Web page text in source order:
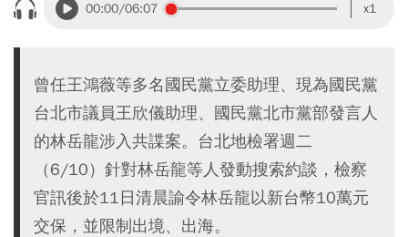
00:00/06:07 x1
曾任王鴻薇等多名國民黨立委助理、現為國民黨
台北市議員王欣儀助理、國民黨北市黨部發言人
的林岳龍涉入共諜案。台北地檢署週二
（6/10）針對林岳龍等人發動搜索約談，檢察
官訊後於11日清晨諭令林岳龍以新台幣10萬元
交保，並限制出境、出海。